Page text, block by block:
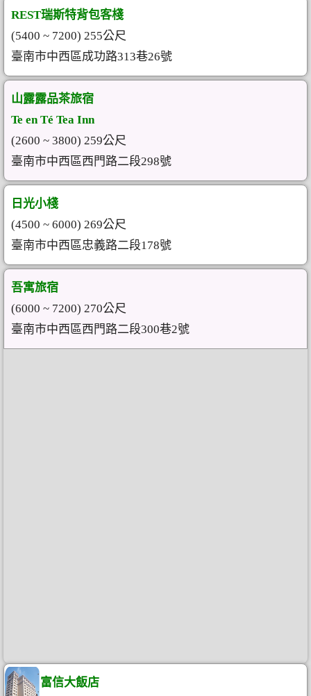
REST瑞斯特背包客棧
(5400 ~ 7200) 255公尺
臺南市中西區成功路313巷26號
山露露品茶旅宿
Te en Té Tea Inn
(2600 ~ 3800) 259公尺
臺南市中西區西門路二段298號
日光小棧
(4500 ~ 6000) 269公尺
臺南市中西區忠義路二段178號
吾寓旅宿
(6000 ~ 7200) 270公尺
臺南市中西區西門路二段300巷2號
富信大飯店